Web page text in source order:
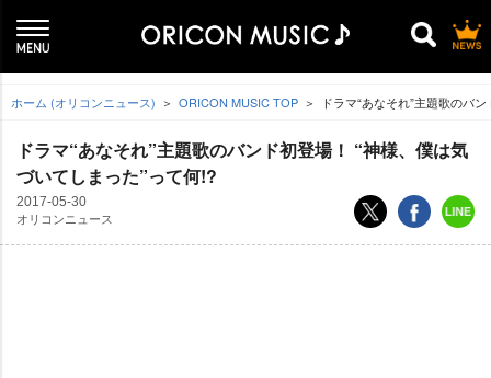
ホーム (オリコンニュース) ORICON MUSIC TOP ドラマ“あなそれ”主題歌のバ
ドラマ“あなそれ”主題歌のバンド初登場！ “神様、僕は気
づいてしまった”って何!?
2017-05-30
オリコンニュース